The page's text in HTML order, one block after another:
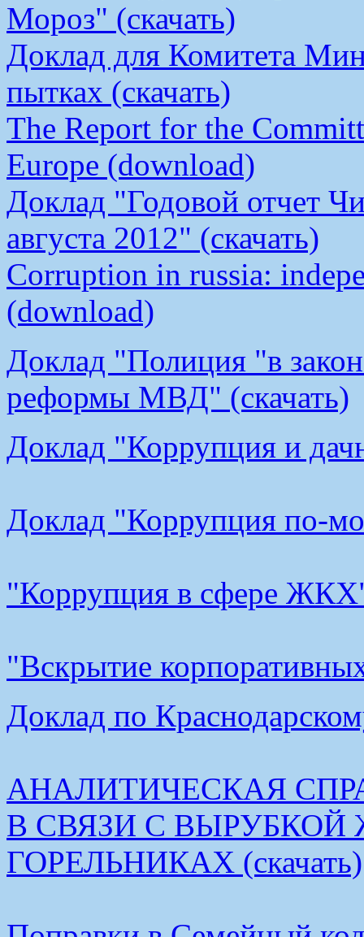
Мороз" (скачать)
Доклад для Комитета
пытках (скачать)
The Report for the
Europe (download)
Доклад "Годовой отчет
августа 2012" (скачать)
Corruption in russia:
(download)
Доклад "Полиция "в
реформы МВД" (скачать)
Доклад "Коррупция и
Доклад "Коррупция по-
"Коррупция в сфере ЖКХ"
"Вскрытие
Доклад по
АНАЛИТИЧЕСКАЯ
В СВЯЗИ С
ГОРЕЛЬНИКАХ (скачать)